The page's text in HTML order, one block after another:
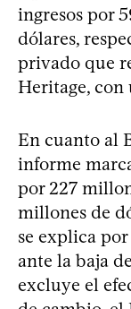
ingresos por
dólares,
privado que
Heritage, con
En cuanto al
informe
por 227
millones de
se explica
ante la baja
excluye el